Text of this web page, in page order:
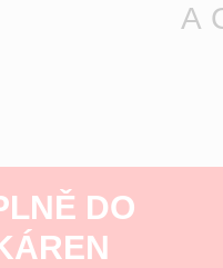
A
DO